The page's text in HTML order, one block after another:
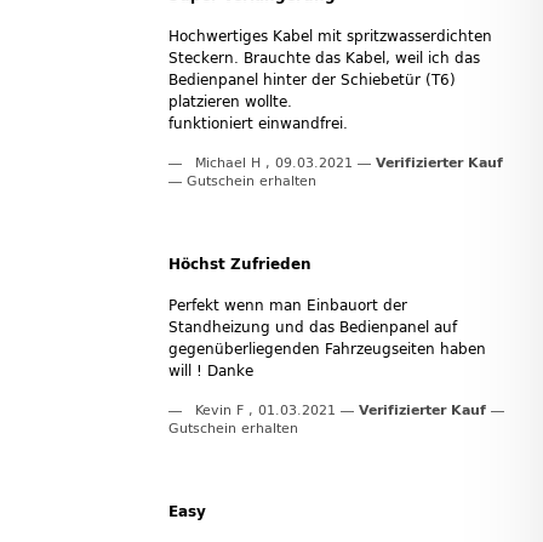
Hochwertiges Kabel mit spritzwasserdichten
Steckern. Brauchte das Kabel, weil ich das
Bedienpanel hinter der Schiebetür (T6)
platzieren wollte.
funktioniert einwandfrei.
Michael H , 09.03.2021
Verifizierter Kauf
Gutschein erhalten
Höchst Zufrieden
Perfekt wenn man Einbauort der
Standheizung und das Bedienpanel auf
gegenüberliegenden Fahrzeugseiten haben
will ! Danke
Kevin F , 01.03.2021
Verifizierter Kauf
Gutschein erhalten
Easy